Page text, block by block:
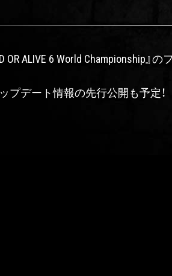
OR ALIVE 6 World Championship
プデート情報の先行公開も予定！